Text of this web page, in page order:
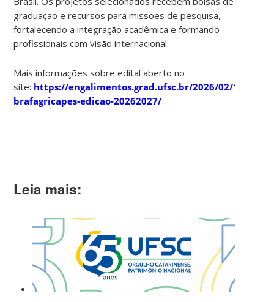
graduação e recursos para missões de pesquisa,
fortalecendo a integração acadêmica e formando
profissionais com visão internacional.
Mais informações sobre edital aberto no
site: https://engalimentos.grad.ufsc.br/2026/02/10/
brafagricapes-edicao-20262027/
Leia mais: